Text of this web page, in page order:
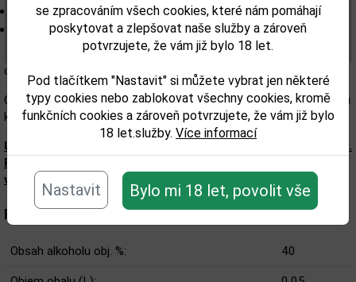
se zpracováním všech cookies, které nám pomáhají
poskytovat a zlepšovat naše služby a zároveň
potvrzujete, že vám již bylo 18 let.
Pod tlačítkem "Nastavit" si můžete vybrat jen některé
typy cookies nebo zablokovat všechny cookies, kromě
funkčních cookies a zároveň potvrzujete, že vám již bylo
18 let.služby. Více informací
Nastavit Bylo mi 18 let, povolit vše
Barva: intenzivní jantarová barva se zlatými odlesky
Aroma: jemná intenzita snižuje sladkost vanilky , která
ve vůni převažuje, spolu s tóny
citrusového ovoce, zeleného jablka a dřeva
Chuť: zakulacená s tóny nasládlého koření, citrusů, dřeva a doteku
kůže
Upozorňujeme, že tento produkt může obsahovat alergeny.
Přesné složení a alergeny jsou k dispozici na obalu
výrobku. Zkontrolujte prosím před konzumací.
Parametry:
Obsah alkoholu obj. %: 40